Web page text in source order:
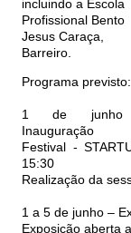
incluindo a Escola
Profissional Bento
Jesus Caraça,
Barreiro.
Programa previsto:
1 de
Inauguração
Festival -
15:30
Realização da
1 a 5 de junho –
Exposição aberta